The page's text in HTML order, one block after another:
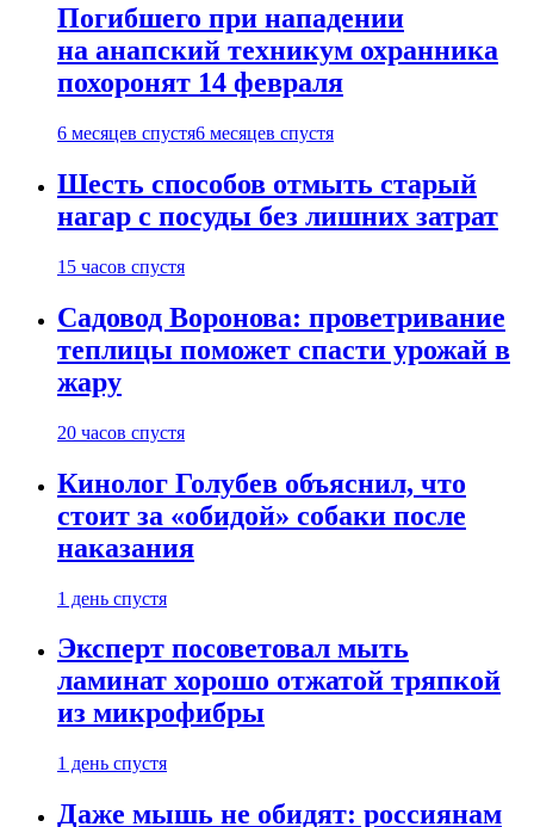
Погибшего при нападении
на анапский техникум охранника
похоронят 14 февраля
6 месяцев спустя6 месяцев спустя
Шесть способов отмыть старый
нагар с посуды без лишних затрат
15 часов спустя
Садовод Воронова: проветривание
теплицы поможет спасти урожай в
жару
20 часов спустя
Кинолог Голубев объяснил, что
стоит за «обидой» собаки после
наказания
1 день спустя
Эксперт посоветовал мыть
ламинат хорошо отжатой тряпкой
из микрофибры
1 день спустя
Даже мышь не обидят: россиянам